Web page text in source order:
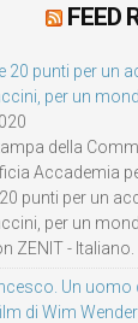
FEED
20 punti per un
per un
della
Accademia
punti per un
per un
ZENIT - Italiano.
Un
di Wim